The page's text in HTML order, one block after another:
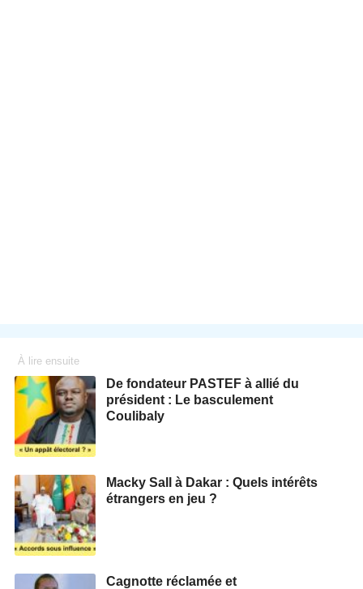
À lire ensuite
De fondateur PASTEF à allié du
président : Le basculement
Coulibaly
Macky Sall à Dakar : Quels intérêts
étrangers en jeu ?
Cagnotte réclamée et